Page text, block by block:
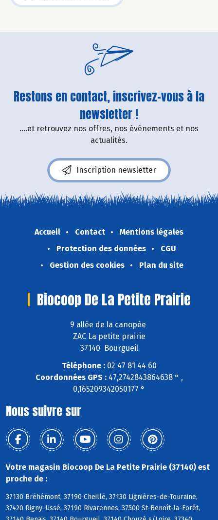
Restons en contact, inscrivez-vous à la
newsletter !
....et retrouvez nos offres, nos événements et nos
actualités.
Inscription newsletter
Accueil Contact
Mentions légales
Protection des données
CGU
Gestion des cookies
Plan du site
Biocoop De La Petite Prairie
9 allée de la canopée
ZAC La petite prairie
37140 Bourgueil
Téléphone :02 47 81 44 60
Coordonnées GPS :47,2742843864638 ° ,
0,165209342050177 °
Nous suivre sur
Votre magasin Biocoop De La Petite Prairie (37140) est
proche de :
37130 Bréhémont, 37190 Cheillé, 37130 Lignières-de-Touraine,
37420 Rigny-Ussé, 37190 Rivarennes, 37500 St-Benoît-la-Forêt,